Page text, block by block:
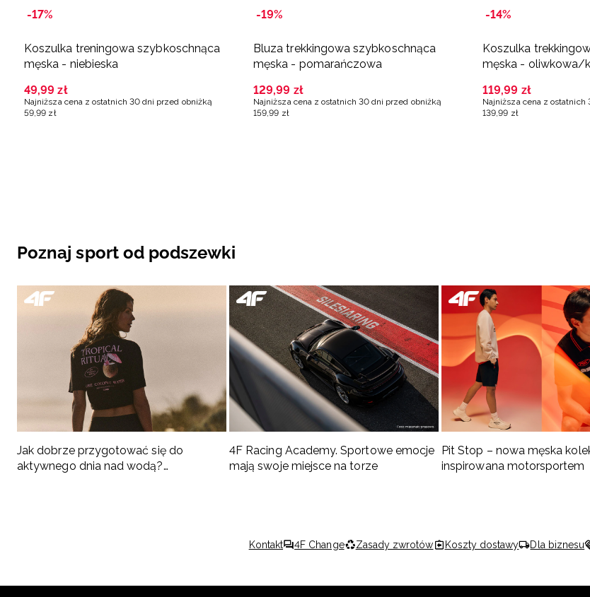
-17%
Koszulka treningowa szybkoschnąca
męska - niebieska
49,99 zł
Najniższa cena z ostatnich 30 dni przed obniżką
59 ,99 zł
-19%
Bluza trekkingowa szybkoschnąca
męska - pomarańczowa
129,99 zł
Najniższa cena z ostatnich 30 dni przed obniżką
159 ,99 zł
-14%
Koszulka
męska - oliwkowa/
119,99 zł
Najniższa cena z
139 ,99 zł
Poznaj sport od podszewki
Jak dobrze przygotować się do
aktywnego dnia nad wodą?
4F Racing Academy. Sportowe emocje
mają swoje miejsce na torze
Pit Stop – nowa męska
inspirowana motorsportem
Kontakt 4F Change Zasady zwrotów Koszty dostawy Dla biznesu